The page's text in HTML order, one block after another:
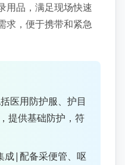
用品，满足现场快速
求，便于携带和紧急
医用防护服、护目
提供基础防护，符
成|配备采便管、呕